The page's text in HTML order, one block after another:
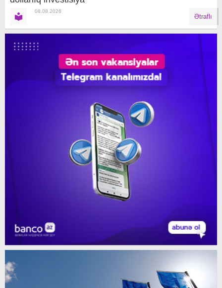
08.08.2026
Ətraflı